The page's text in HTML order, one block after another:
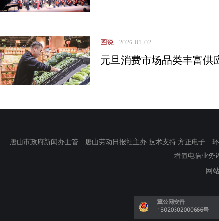
图说 2026-01-02
元旦消费市场品类丰富供
唐山市政府新闻办主管 唐山劳动日报社主办 技术支持:方正电子
增值电信业务
网